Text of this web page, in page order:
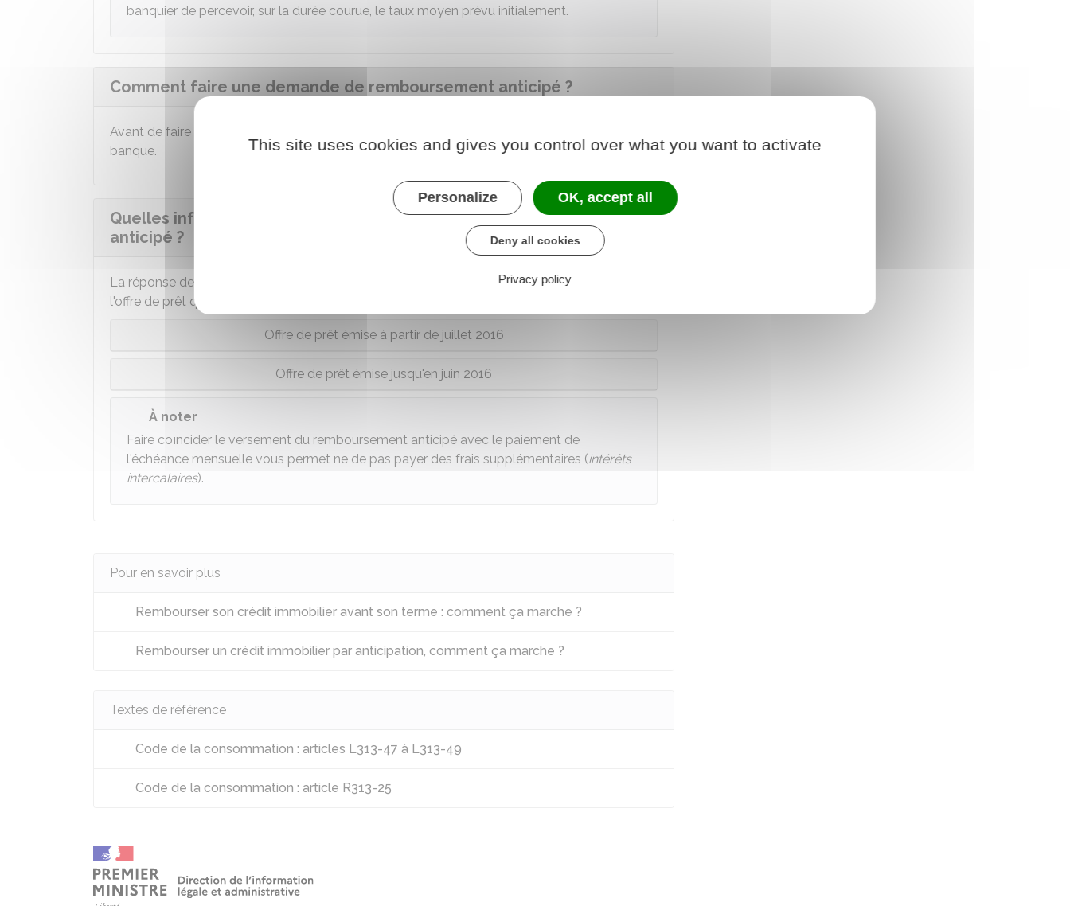
banquier de percevoir, sur la durée courue, le taux moyen prévu initialement.
Comment faire une demande de remboursement anticipé ?
Avant de faire un remboursement anticipé, vous devez en faire la demande
banque.
Quelles informations doit fournir la banque avant un remboursement
anticipé ?
La réponse de la banque à votre demande de remboursement anticipé dépend de la date de
l'offre de prêt qu'elle vous a faite :
Offre de prêt émise à partir de juillet 2016
Offre de prêt émise jusqu'en juin 2016
À noter
Faire coïncider le versement du remboursement anticipé avec le paiement de
l'échéance mensuelle vous permet ne de pas payer des frais supplémentaires (intérêts
intercalaires).
Pour en savoir plus
Rembourser son crédit immobilier avant son terme : comment ça marche ?
Rembourser un crédit immobilier par anticipation, comment ça marche ?
Textes de référence
Code de la consommation : articles L313-47 à L313-49
Code de la consommation : article R313-25
This site uses cookies and gives you control over what you want to activate
Personalize OK, accept all
Deny all cookies
Privacy policy